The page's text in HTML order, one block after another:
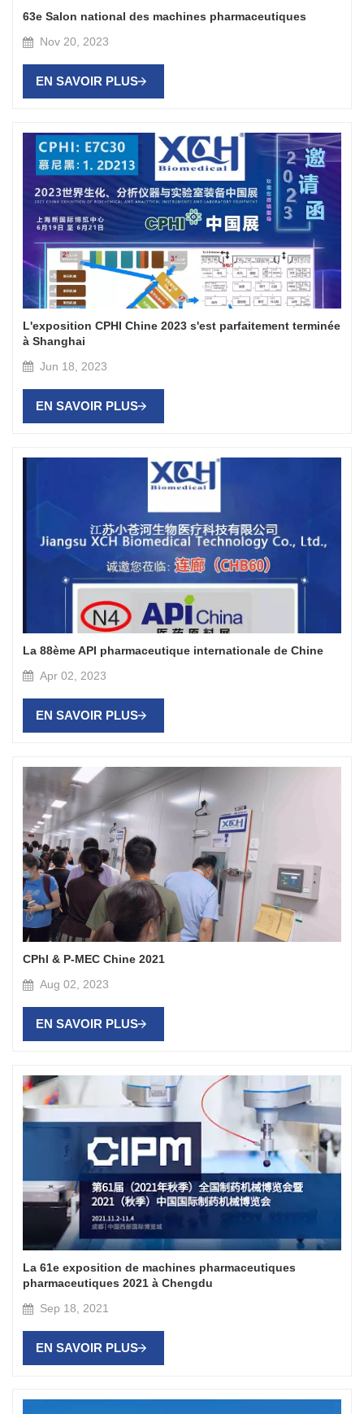
63e Salon national des machines pharmaceutiques
Nov 20, 2023
EN SAVOIR PLUS
L'exposition CPHI Chine 2023 s'est parfaitement terminée
à Shanghai
Jun 18, 2023
EN SAVOIR PLUS
La 88ème API pharmaceutique internationale de Chine
Apr 02, 2023
EN SAVOIR PLUS
CPhl & P-MEC Chine 2021
Aug 02, 2023
EN SAVOIR PLUS
La 61e exposition de machines pharmaceutiques
pharmaceutiques 2021 à Chengdu
Sep 18, 2021
EN SAVOIR PLUS